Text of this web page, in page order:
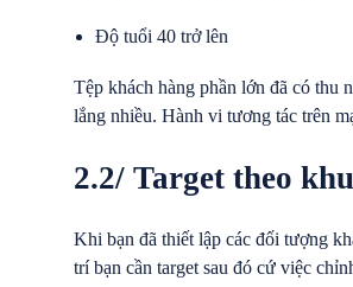
Độ tuổi 40 trở lên
Tệp khách hàng phần lớn đã có thu
lắng nhiều. Hành vi tương tác trên
2.2/ Target theo
Khi bạn đã thiết lập các đối tượng
trí bạn cần target sau đó cứ việc